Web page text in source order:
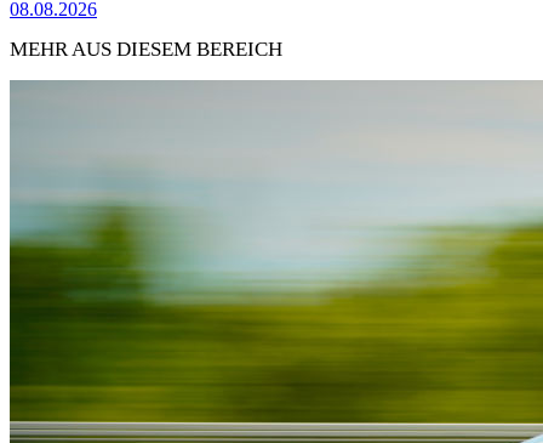
08.08.2026
MEHR AUS DIESEM BEREICH